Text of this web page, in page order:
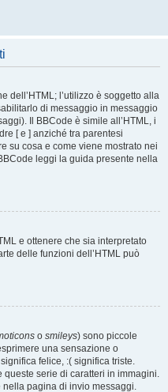
dell’HTML; l’utilizzo è soggetto alla
di messaggio in messaggio
Il BBCode è simile all’HTML, i
[ e ] anziché tra parentesi
su cosa e come viene mostrato nei
leggi la guida presente nella
e ottenere che sia interpretato
delle funzioni dell’HTML può
o smileys) sono piccole
una sensazione o
felice, :( significa triste.
queste serie di caratteri in immagini.
pagina di invio messaggi.